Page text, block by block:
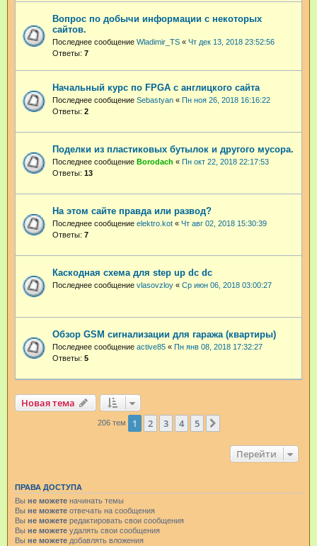
Вопрос по добычи информации с некоторых
сайтов.
Последнее сообщение Wladimir_TS « Чт дек 13, 2018 23:52:56
Ответы: 7
Начальный курс по FPGA с англицкого сайта
Последнее сообщение Sebastyan « Пн ноя 26, 2018 16:16:22
Ответы: 2
Поделки из пластиковых бутылок и другого мусора.
Последнее сообщение Borodach « Пн окт 22, 2018 22:17:53
Ответы: 13
На этом сайте правда или развод?
Последнее сообщение elektro.kot « Чт авг 02, 2018 15:30:39
Ответы: 7
Каскодная схема для step up dc dc
Последнее сообщение vlasovzloy « Ср июн 06, 2018 03:00:27
Обзор GSM сигнализации для гаража (квартиры)
Последнее сообщение active85 « Пн янв 08, 2018 17:32:27
Ответы: 5
Новая тема
206 тем 1 2 3 4 5
Перейти
ПРАВА ДОСТУПА
Вы не можете начинать темы
Вы не можете отвечать на сообщения
Вы не можете редактировать свои сообщения
Вы не можете удалять свои сообщения
Вы не можете добавлять вложения